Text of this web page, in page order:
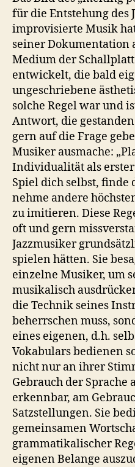
für die Entstehung des
improvisierte Musik
seiner Dokumentation
Medium der
entwickelt, die bald
ungeschriebene
solche Regel war und
Antwort, die
gern auf die Frage
Musiker ausmache:
Individualität als erster
Spiel dich selbst, finde
nehme andere
zu imitieren. Diese
oft und gern
Jazzmusiker
spielen hätten. Sie
einzelne Musiker, um
musikalisch
die Technik seines
beherrschen muss,
eines eigenen, d.h.
Vokabulars bedienen
nicht nur an ihrer
Gebrauch der
erkennbar, am
Satzstellungen. Sie
gemeinsamen
grammatikalischer
eigenen Belange